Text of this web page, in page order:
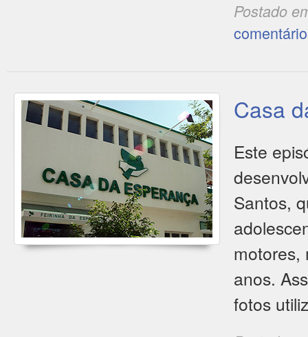
Postado
Casa
Este
Santos,
motores,
anos.
fotos